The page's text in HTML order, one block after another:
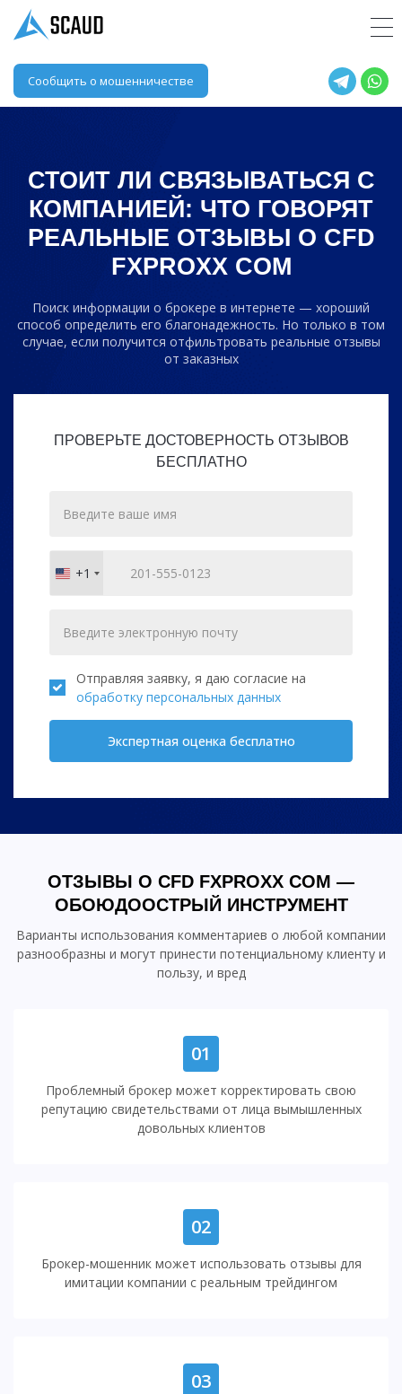
Сообщить о мошенничестве
СТОИТ ЛИ СВЯЗЫВАТЬСЯ С
КОМПАНИЕЙ: ЧТО ГОВОРЯТ
РЕАЛЬНЫЕ ОТЗЫВЫ О CFD
FXPROXX COM
Поиск информации о брокере в интернете — хороший
способ определить его благонадежность. Но только в том
случае, если получится отфильтровать реальные отзывы
от заказных
ПРОВЕРЬТЕ ДОСТОВЕРНОСТЬ ОТЗЫВОВ
БЕСПЛАТНО
United
States
+1
Отправляя заявку, я даю согласие на
обработку персональных данных
Экспертная оценка бесплатно
ОТЗЫВЫ О CFD FXPROXX COM —
ОБОЮДООСТРЫЙ ИНСТРУМЕНТ
Варианты использования комментариев о любой компании
разнообразны и могут принести потенциальному клиенту и
пользу, и вред
01
Проблемный брокер может корректировать свою
репутацию свидетельствами от лица вымышленных
довольных клиентов
02
Брокер-мошенник может использовать отзывы для
имитации компании с реальным трейдингом
03